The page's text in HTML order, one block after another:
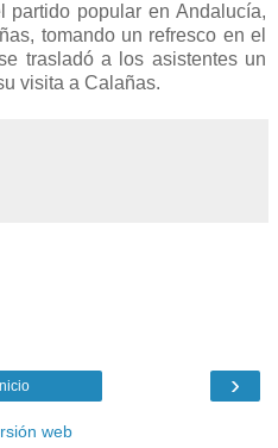
partido popular en Andalucía,
tomando un refresco en el
trasladó a los asistentes un
visita a Calañas.
›
Inicio
web